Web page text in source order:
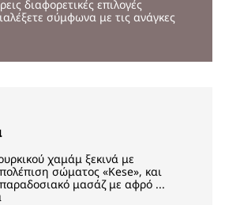
διαφορετικές επιλογές
σύμφωνα με τις ανάγκες
χαμάμ ξεκινά με
σώματος «Kese», και
μασάζ με αφρό ...